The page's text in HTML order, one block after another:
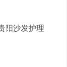
阳沙发护理